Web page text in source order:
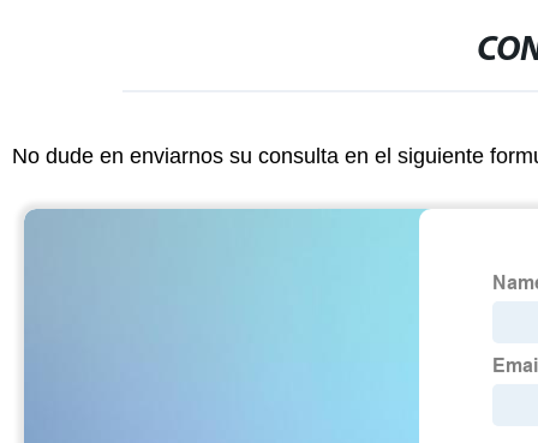
No dude en enviarnos su consulta en el siguiente